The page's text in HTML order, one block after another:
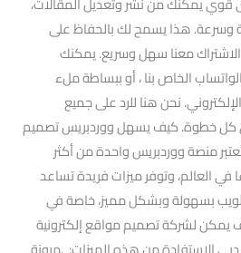
وسرعة. هذا يسمح لك بالحفاظ على
الاشتراك معنا سهل وسريع. يمكنك
الخاص بنا ، أو ببساطة ملء
نحن هنا للرد على جميع
كل خطوة. كيف يسهل ووردبريس تصميم
منصة ووردبريس واحدة من أكثر
العالم، وتوفر ميزات فريدة تساعد
بسهولة وبشكل مميز، خاصة في
لشركة تصميم مواقع إلكترونية